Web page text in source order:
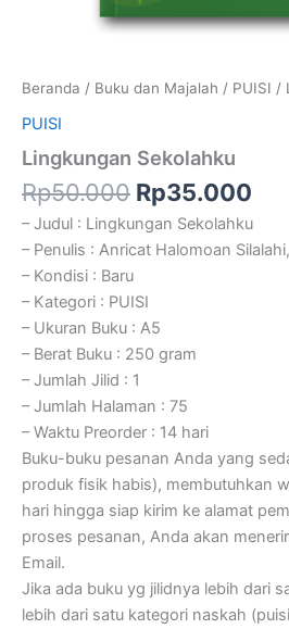
Beranda / Buku dan Majalah / PUISI /
PUISI
Lingkungan Sekolahku
Rp50.000 Rp35.000
– Judul : Lingkungan Sekolahku
– Penulis : Anricat Halomoan
– Kondisi : Baru
– Kategori : PUISI
– Ukuran Buku : A5
– Berat Buku : 250 gram
– Jumlah Jilid : 1
– Jumlah Halaman : 75
– Waktu Preorder : 14 hari
Buku-buku pesanan Anda yang
produk fisik habis), membutuhkan
hari hingga siap kirim ke alamat
proses pesanan, Anda akan
Email.
Jika ada buku yg jilidnya lebih dari
lebih dari satu kategori naskah